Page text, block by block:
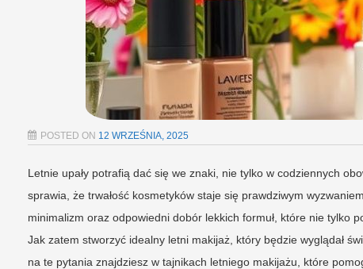
POSTED ON 12 WRZEŚNIA, 2025
Letnie upały potrafią dać się we znaki, nie tylko w codziennych
sprawia, że trwałość kosmetyków staje się prawdziwym
minimalizm oraz odpowiedni dobór lekkich formuł, które nie tylko
Jak zatem stworzyć idealny letni makijaż, który będzie wyglądał
na te pytania znajdziesz w tajnikach letniego makijażu, które